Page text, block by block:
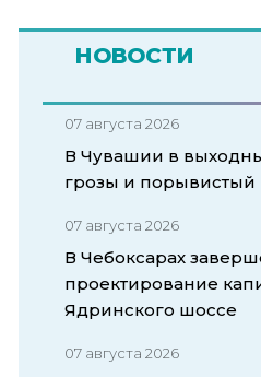
НОВОСТИ
07 августа 2026
В Чувашии в
грозы и порывистый
07 августа 2026
В Чебоксарах
проектирование
Ядринского шоссе
07 августа 2026